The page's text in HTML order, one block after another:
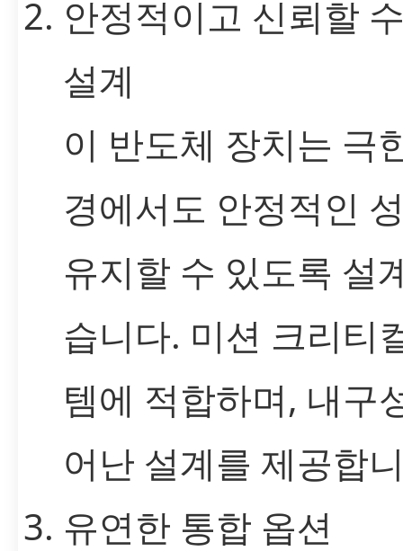
안정적이고 신뢰할
설계
이 반도체 장치는 극
경에서도 안정적인
유지할 수 있도록 설
습니다. 미션 크리티
템에 적합하며, 내구
어난 설계를 제공합
유연한 통합 옵션